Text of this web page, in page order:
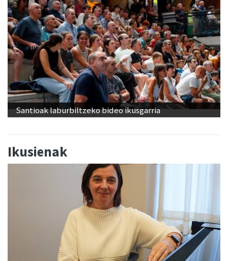
Santioak laburbiltzeko bideo ikusgarria
Ikusienak